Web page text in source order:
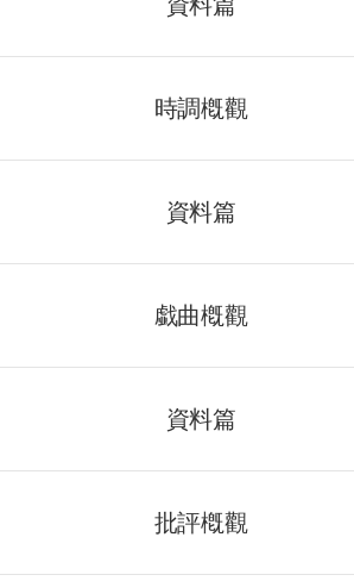
時調槪觀
資料篇
戱曲槪觀
資料篇
批評槪觀